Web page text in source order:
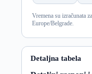
Vremena su izračunata
Europe/Belgrade.
Detaljna tabela